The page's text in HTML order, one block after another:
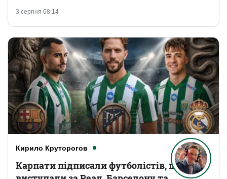
3 серпня 08:14
Кирило Круторогов
Карпати підписали футболістів, що